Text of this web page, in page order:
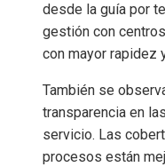
desde la guía por
gestión con
con mayor rapidez
También se
transparencia en
servicio. Las
procesos están